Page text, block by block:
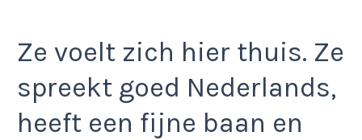
Ze voelt zich hier thuis. Ze
spreekt goed Nederlands,
heeft een fijne baan en